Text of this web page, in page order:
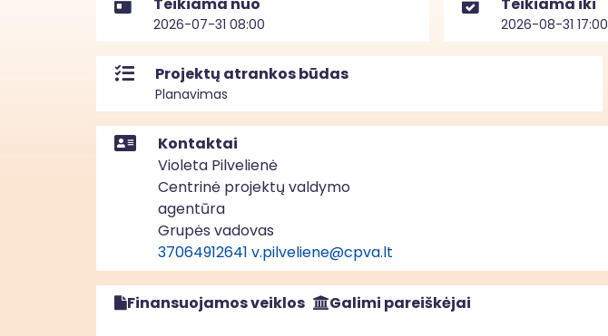
2026-07-31 08:00 2026-08-31 17:00
Projektų atrankos būdas
Planavimas
Kontaktai
Violeta Pilvelienė
Centrinė projektų valdymo
agentūra
Grupės vadovas
37064912641 v.pilveliene@cpva.lt
Finansuojamos veiklos Galimi pareiškėjai